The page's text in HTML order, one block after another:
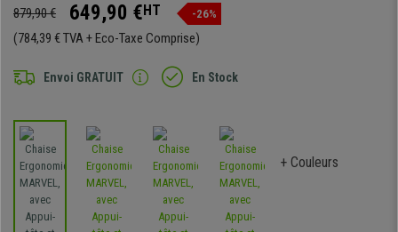
879,90 € 649,90 €HT -26%
(784,39 € TVA + Eco-Taxe Comprise)
Envoi GRATUIT En Stock
+ Couleurs